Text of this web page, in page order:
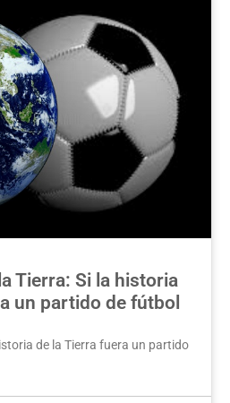
Tierra: Si la historia
un partido de fútbol
de la Tierra fuera un partido